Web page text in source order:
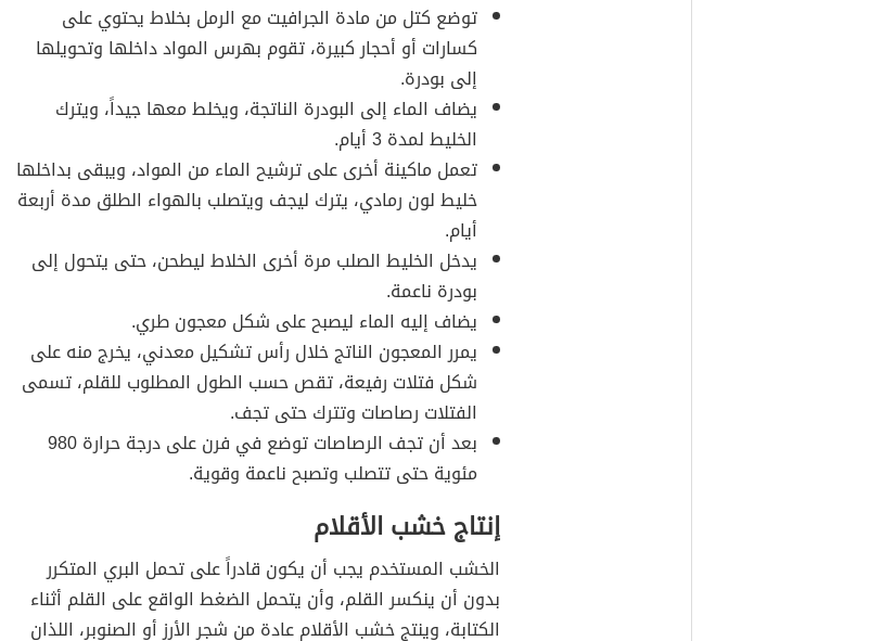
توضع كتل من مادة الجرافيت مع الرمل بخلاط يحتوي على
كسارات أو أحجار كبيرة، تقوم بهرس المواد داخلها وتحويلها
إلى بودرة.
يضاف الماء إلى البودرة الناتجة، ويخلط معها جيداً، ويترك
الخليط لمدة 3 أيام.
تعمل ماكينة أخرى على ترشيح الماء من المواد، ويبقى بداخلها
خليط لون رمادي، يترك ليجف ويتصلب بالهواء الطلق مدة أربعة
أيام.
يدخل الخليط الصلب مرة أخرى الخلاط ليطحن، حتى يتحول إلى
بودرة ناعمة.
يضاف إليه الماء ليصبح على شكل معجون طري.
يمرر المعجون الناتج خلال رأس تشكيل معدني، يخرج منه على
شكل فتلات رفيعة، تقص حسب الطول المطلوب للقلم، تسمى
الفتلات رصاصات وتترك حتى تجف.
بعد أن تجف الرصاصات توضع في فرن على درجة حرارة 980
مئوية حتى تتصلب وتصبح ناعمة وقوية.
إنتاج خشب الأقلام
الخشب المستخدم يجب أن يكون قادراً على تحمل البري المتكرر
بدون أن ينكسر القلم، وأن يتحمل الضغط الواقع على القلم أثناء
الكتابة، وينتج خشب الأقلام عادة من شجر الأرز أو الصنوبر، اللذان